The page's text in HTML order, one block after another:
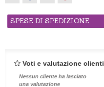
SPESE DI SPEDIZIONE
Voti e valutazione clienti
Nessun cliente ha lasciato
una valutazione